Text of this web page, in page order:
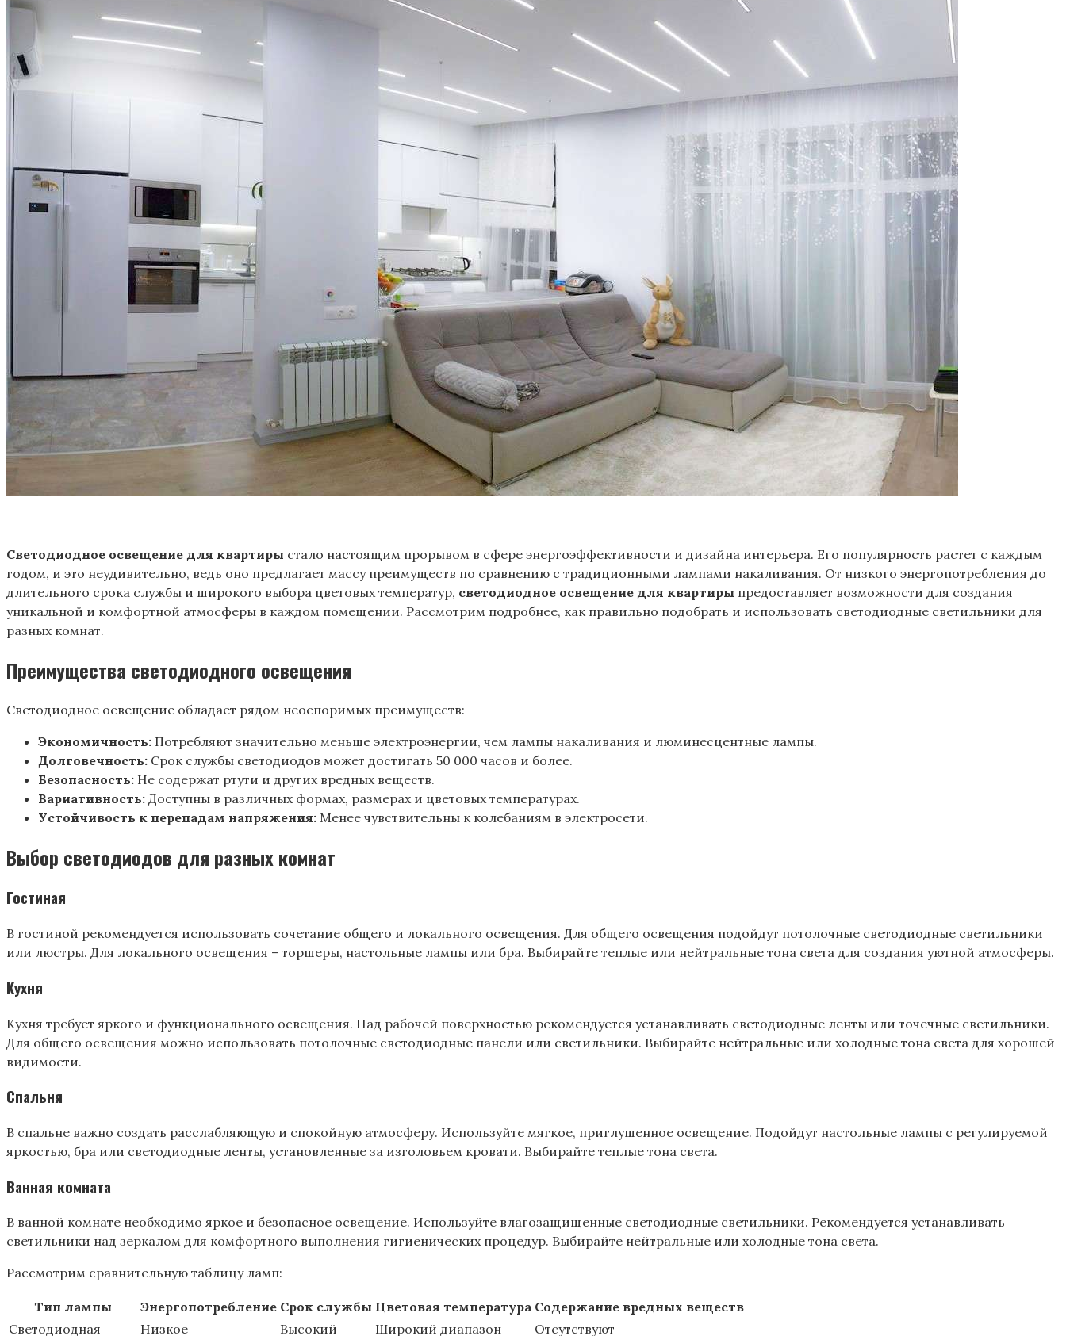
Светодиодное освещение для квартиры стало настоящим прорывом в сфере энергоэффективности и дизайна интерьера. Его популярность растет с каждым
годом‚ и это неудивительно‚ ведь оно предлагает массу преимуществ по сравнению с традиционными лампами накаливания. От низкого энергопотребления до
длительного срока службы и широкого выбора цветовых температур‚ светодиодное освещение для квартиры предоставляет возможности для создания
уникальной и комфортной атмосферы в каждом помещении. Рассмотрим подробнее‚ как правильно подобрать и использовать светодиодные светильники для
разных комнат.
Преимущества светодиодного освещения
Светодиодное освещение обладает рядом неоспоримых преимуществ:
Экономичность: Потребляют значительно меньше электроэнергии‚ чем лампы накаливания и люминесцентные лампы.
Долговечность: Срок службы светодиодов может достигать 50 000 часов и более.
Безопасность: Не содержат ртути и других вредных веществ.
Вариативность: Доступны в различных формах‚ размерах и цветовых температурах.
Устойчивость к перепадам напряжения: Менее чувствительны к колебаниям в электросети.
Выбор светодиодов для разных комнат
Гостиная
В гостиной рекомендуется использовать сочетание общего и локального освещения. Для общего освещения подойдут потолочные светодиодные светильники
или люстры. Для локального освещения – торшеры‚ настольные лампы или бра. Выбирайте теплые или нейтральные тона света для создания уютной атмосферы.
Кухня
Кухня требует яркого и функционального освещения. Над рабочей поверхностью рекомендуется устанавливать светодиодные ленты или точечные светильники.
Для общего освещения можно использовать потолочные светодиодные панели или светильники. Выбирайте нейтральные или холодные тона света для хорошей
видимости.
Спальня
В спальне важно создать расслабляющую и спокойную атмосферу. Используйте мягкое‚ приглушенное освещение. Подойдут настольные лампы с регулируемой
яркостью‚ бра или светодиодные ленты‚ установленные за изголовьем кровати. Выбирайте теплые тона света.
Ванная комната
В ванной комнате необходимо яркое и безопасное освещение. Используйте влагозащищенные светодиодные светильники. Рекомендуется устанавливать
светильники над зеркалом для комфортного выполнения гигиенических процедур. Выбирайте нейтральные или холодные тона света.
Рассмотрим сравнительную таблицу ламп:
Тип лампы Энергопотребление Срок службы Цветовая температура Содержание вредных веществ
Светодиодная
Низкое Высокий Широкий диапазон
Отсутствуют